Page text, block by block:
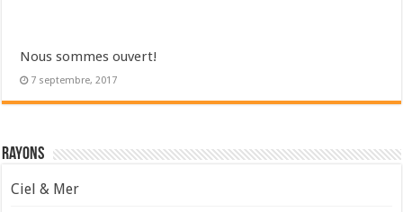
Nous sommes ouvert!
7 septembre, 2017
Rayons
Ciel & Mer